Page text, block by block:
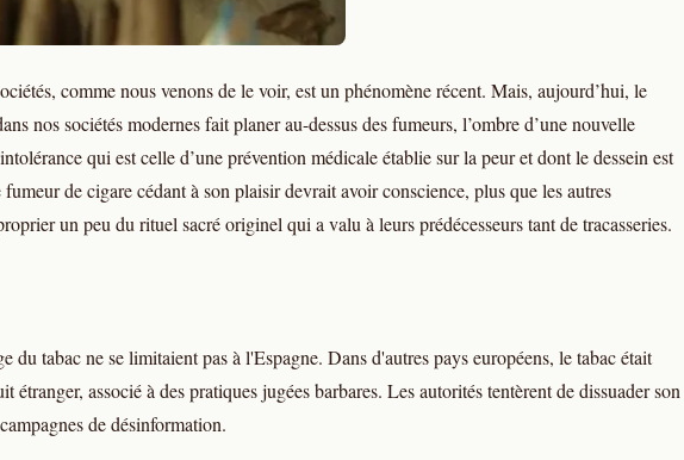
comme nous venons de le voir, est un phénomène récent. Mais, aujourd’hui, le
nos sociétés modernes fait planer au-dessus des fumeurs, l’ombre d’une nouvelle
qui est celle d’une prévention médicale établie sur la peur et dont le dessein est
de cigare cédant à son plaisir devrait avoir conscience, plus que les autres
un peu du rituel sacré originel qui a valu à leurs prédécesseurs tant de tracasseries.
du tabac ne se limitaient pas à l'Espagne. Dans d'autres pays européens, le tabac était
étranger, associé à des pratiques jugées barbares. Les autorités tentèrent de dissuader son
de désinformation.